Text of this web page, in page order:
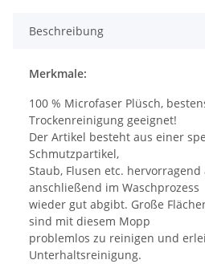
Beschreibung
Merkmale:
100 % Microfaser Plüsch,
Trockenreinigung geeignet!
Der Artikel besteht aus einer
Schmutzpartikel,
Staub, Flusen etc.
anschließend im Waschprozess
wieder gut abgibt. Große
sind mit diesem Mopp
problemlos zu reinigen und
Unterhaltsreinigung.